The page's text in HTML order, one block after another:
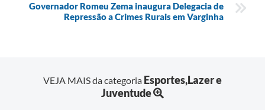
Governador Romeu Zema inaugura Delegacia de
Repressão a Crimes Rurais em Varginha
VEJA MAIS da categoria Esportes,Lazer e
Juventude